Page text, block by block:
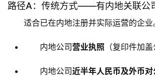
路径A：传统方式——有内地关联公
适合已在内地注册并实际运营的企业
内地公司营业执照 （复印件加盖
内地公司近半年人民币及外币